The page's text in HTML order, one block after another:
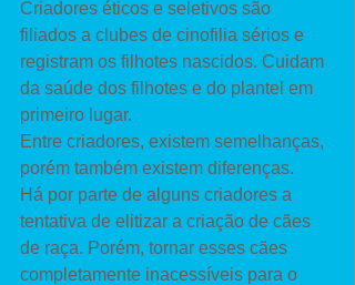
Criadores éticos e seletivos são
filiados a clubes de cinofilia sérios e
registram os filhotes nascidos. Cuidam
da saúde dos filhotes e do plantel em
primeiro lugar.
Entre criadores, existem semelhanças,
porém também existem diferenças.
Há por parte de alguns criadores a
tentativa de elitizar a criação de cães
de raça. Porém, tornar esses cães
completamente inacessíveis para o